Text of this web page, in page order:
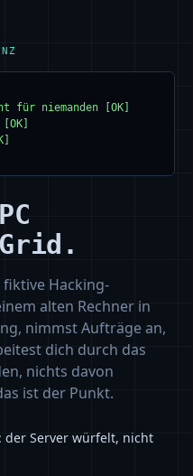
für niemanden [OK]
Hacking-
alten Rechner in
nimmst Aufträge an,
dich durch das
nichts davon
ist der Punkt.
der Server würfelt, nicht